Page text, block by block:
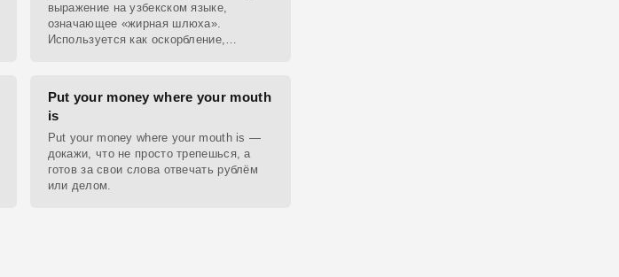
выражение на узбекском языке,
означающее «жирная шлюха».
Используется как оскорбление,
Put your money where your mouth
is
Put your money where your mouth is —
докажи, что не просто трепешься, а
готов за свои слова отвечать рублём
или делом.